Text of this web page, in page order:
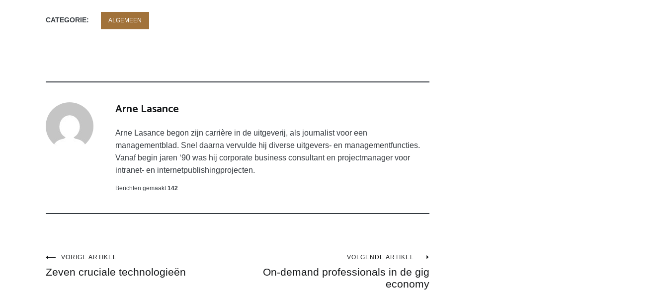
CATEGORIE: ALGEMEEN
MENS
UNIVERSUM Arne Lasance
Arne Lasance begon zijn carrière in de uitgeverij, als journalist voor een
managementblad. Snel daarna vervulde hij diverse uitgevers- en managementfuncties.
Vanaf begin jaren ‘90 was hij corporate business consultant en projectmanager voor
intranet- en internetpublishingprojecten.
Berichten gemaakt 142
Bericht
VORIGE ARTIKEL
Zeven cruciale technologieën
VOLGENDE ARTIKEL
On-demand professionals in de gig
economy